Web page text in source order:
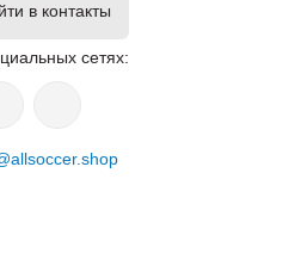
в контакты
сетях: